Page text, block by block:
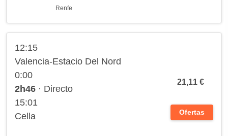
Renfe
12:15
Valencia-Estacio Del Nord
0:00
2h46 · Directo
15:01
Cella
21,11 €
Ofertas